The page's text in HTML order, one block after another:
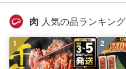
肉 人気の品ランキング
1 2